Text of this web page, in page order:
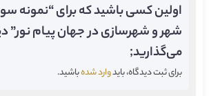
اولین کسی باشید که برای “نمونه
شهر و شهرسازی در جهان پیام نور”
می‌گذارید;
برای ثبت دیدگاه، بایدوارد شدهباشید.